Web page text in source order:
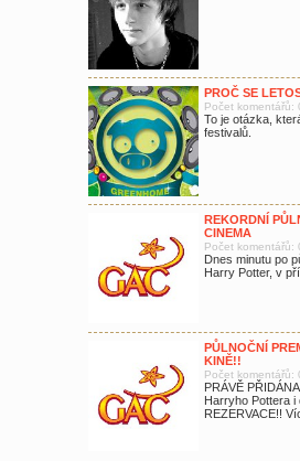
PROČ SE
Počet komentářů:
To je otázka,
festivalů.
REKORDNÍ
CINEMA
Počet komentářů:
Dnes minutu po
Harry Potter, v
PŮLNOČNÍ
KINĚ!!
Počet komentářů:
PRÁVĚ
Harryho Pottera i
REZERVACE!!